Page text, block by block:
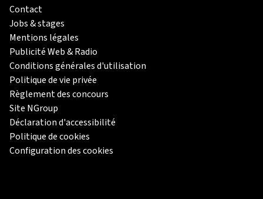
Contact
Jobs & stages
Mentions légales
Publicité Web & Radio
Conditions générales d'utilisation
Politique de vie privée
Règlement des concours
Site NGroup
Déclaration d'accessibilité
Politique de cookies
Configuration des cookies